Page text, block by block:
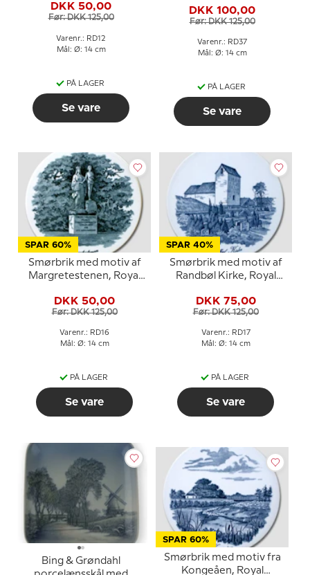
DKK 50,00
Før: DKK 125,00
Varenr.: RD12
Mål: Ø: 14 cm
PÅ LAGER
Se vare
DKK 100,00
Før: DKK 125,00
Varenr.: RD37
Mål: Ø: 14 cm
PÅ LAGER
Se vare
SPAR 60%
Smørbrik med motiv af
Margretestenen, Royal
DKK 50,00
Før: DKK 125,00
Varenr.: RD16
Mål: Ø: 14 cm
PÅ LAGER
Se vare
SPAR 40%
Smørbrik med motiv af
Randbøl Kirke, Royal
DKK 75,00
Før: DKK 125,00
Varenr.: RD17
Mål: Ø: 14 cm
PÅ LAGER
Se vare
Bing & Grøndahl
SPAR 60%
Smørbrik med motiv fra
Kongeåen, Royal